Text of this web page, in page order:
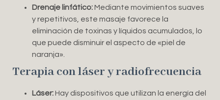
Drenaje linfático:Mediante movimientos suaves
y repetitivos, este masaje favorece la
eliminación de toxinas y líquidos acumulados, lo
que puede disminuir el aspecto de «piel de
naranja».
Terapia con láser y radiofrecuencia
Láser:Hay dispositivos que utilizan la energía del